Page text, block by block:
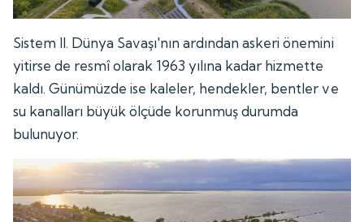
Sistem II. Dünya Savaşı'nın ardından askeri önemini
yitirse de resmî olarak 1963 yılına kadar hizmette
kaldı. Günümüzde ise kaleler, hendekler, bentler ve
su kanalları büyük ölçüde korunmuş durumda
bulunuyor.